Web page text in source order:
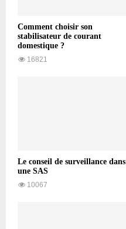
Comment choisir son
stabilisateur de courant
domestique ?
16821
Le conseil de surveillance dans
une SAS
10067